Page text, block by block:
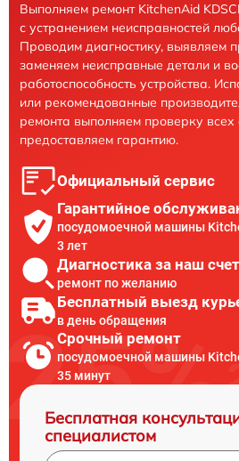
Выполняем ремонт KitchenAid
с устранением неисправностей
Проводим диагностику, выявляем
заменяем неисправные детали и
работоспособность устройства.
или рекомендованные
ремонта выполняем проверку
предоставляем гарантию.
Официальный сервис
Гарантийное
посудомоечной машины
3 лет
Диагностика за наш
ремонт по желанию
Бесплатный выезд
в день обращения
Срочный ремонт
посудомоечной машины
35 минут
Бесплатная
специалистом